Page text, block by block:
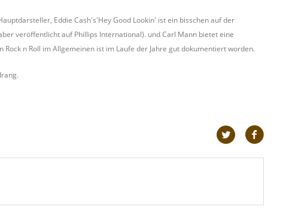
Eddie Cash's'Hey Good Lookin' ist ein bisschen auf der
veröffentlicht auf Phillips International). und Carl Mann bietet eine
n Roll im Allgemeinen ist im Laufe der Jahre gut dokumentiert worden.